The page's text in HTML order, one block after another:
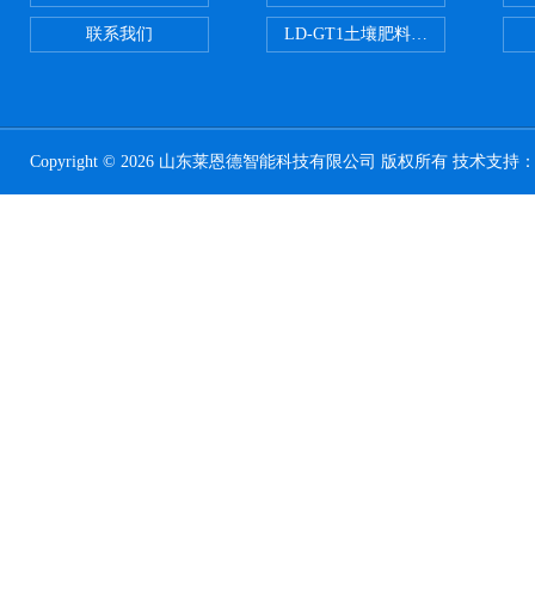
联系我们 LD-GT1土壤肥料养分检测仪
Copyright © 2026 山东莱恩德智能科技有限公司 版权所有 技术支持：